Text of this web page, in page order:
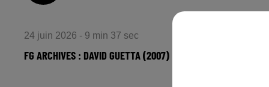
24 juin 2026 - 9 min 37 sec
FG ARCHIVES : DAVID GUETTA (2007)